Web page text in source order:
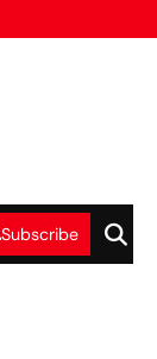
Subscribe